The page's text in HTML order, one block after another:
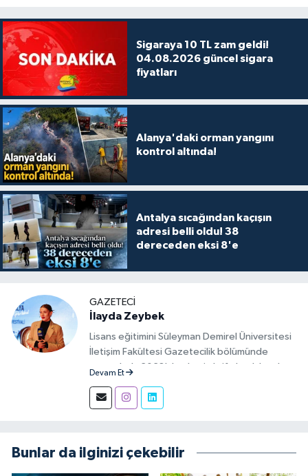
Sigaraya 10 TL zam geldi!
04.08.2026 güncel sigara
fiyatları
Alanya'daki orman yangını
kontrol altında!
Antalya sıcağından kaçışın
adresi belli oldu! 38
dereceden eksi 8'e
GAZETECI
İlayda Zeybek
Lisans eğitimini Süleyman Demirel Üniversitesi
İletişim Fakültesi Gazetecilik bölümünde
tamamladı. 2023'den beri aktif olarak basılı,
aşamalarında muhabir ve editör olarak görev
alıyor.
Devam Et
Bunlar da ilginizi çekebilir